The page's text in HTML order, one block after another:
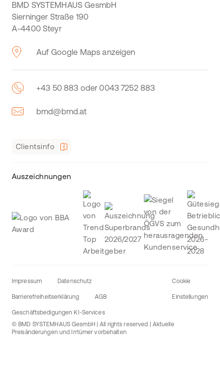
BMD SYSTEMHAUS GesmbH
Sierninger Straße 190
A-4400 Steyr
Auf Google Maps anzeigen
+43 50 883 oder 0043 7252 883
bmd@bmd.at
Clientsinfo
Auszeichnungen
Impressum Datenschutz
Barrierefreiheitserklärung AGB
Geschäftsbedigungen KI-Services
Cookie
Einstellungen
© BMD SYSTEMHAUS GesmbH | All rights reserved | Aktuelle
Preisänderungen und Irrtümer vorbehalten